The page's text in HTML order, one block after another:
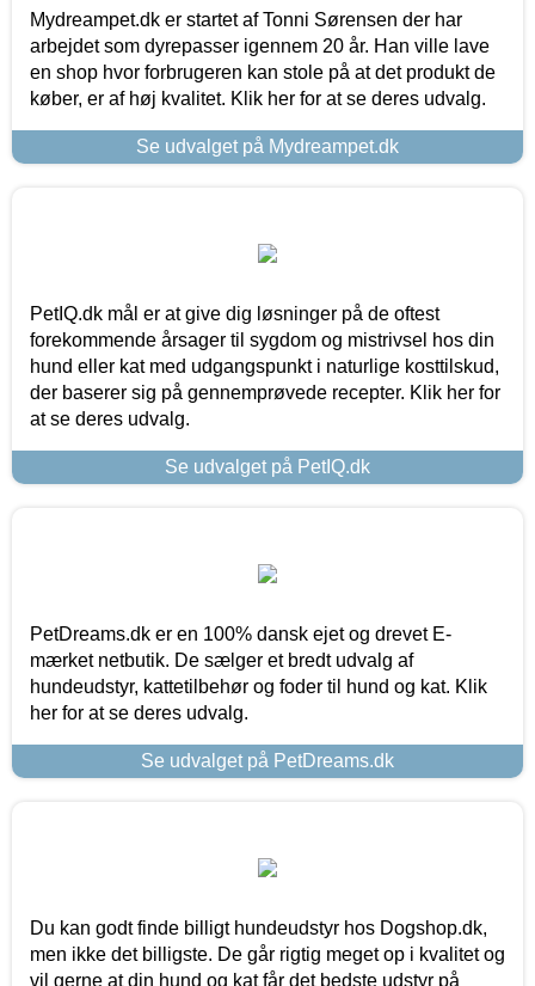
Mydreampet.dk er startet af Tonni Sørensen der har
arbejdet som dyrepasser igennem 20 år. Han ville lave
en shop hvor forbrugeren kan stole på at det produkt de
køber, er af høj kvalitet. Klik her for at se deres udvalg.
Se udvalget på Mydreampet.dk
PetIQ.dk mål er at give dig løsninger på de oftest
forekommende årsager til sygdom og mistrivsel hos din
hund eller kat med udgangspunkt i naturlige kosttilskud,
der baserer sig på gennemprøvede recepter. Klik her for
at se deres udvalg.
Se udvalget på PetIQ.dk
PetDreams.dk er en 100% dansk ejet og drevet E-
mærket netbutik. De sælger et bredt udvalg af
hundeudstyr, kattetilbehør og foder til hund og kat. Klik
her for at se deres udvalg.
Se udvalget på PetDreams.dk
Du kan godt finde billigt hundeudstyr hos Dogshop.dk,
men ikke det billigste. De går rigtig meget op i kvalitet og
vil gerne at din hund og kat får det bedste udstyr på